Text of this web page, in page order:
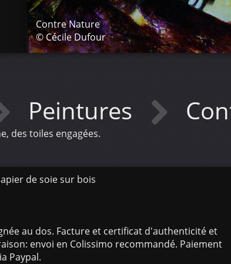
Contre Nature
© Cécile Dufour
Peintures
des toiles engagées.
de soie sur bois
au dos. Facture et certificat d'authenticité et
envoi en Colissimo recommandé. Paiement
Paypal.